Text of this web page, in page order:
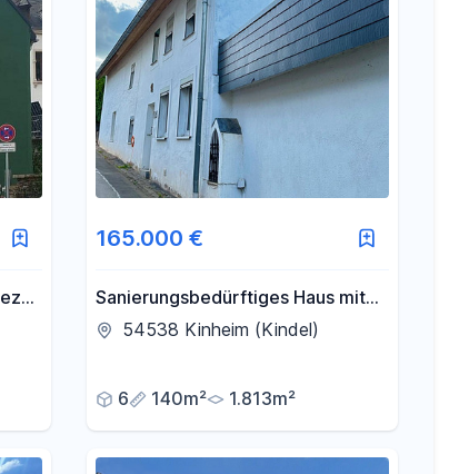
165.000 €
Sanierungsbedürftiges Haus mit
großem Grundstück
54538 Kinheim (Kindel)
6 140m² 1.813m²